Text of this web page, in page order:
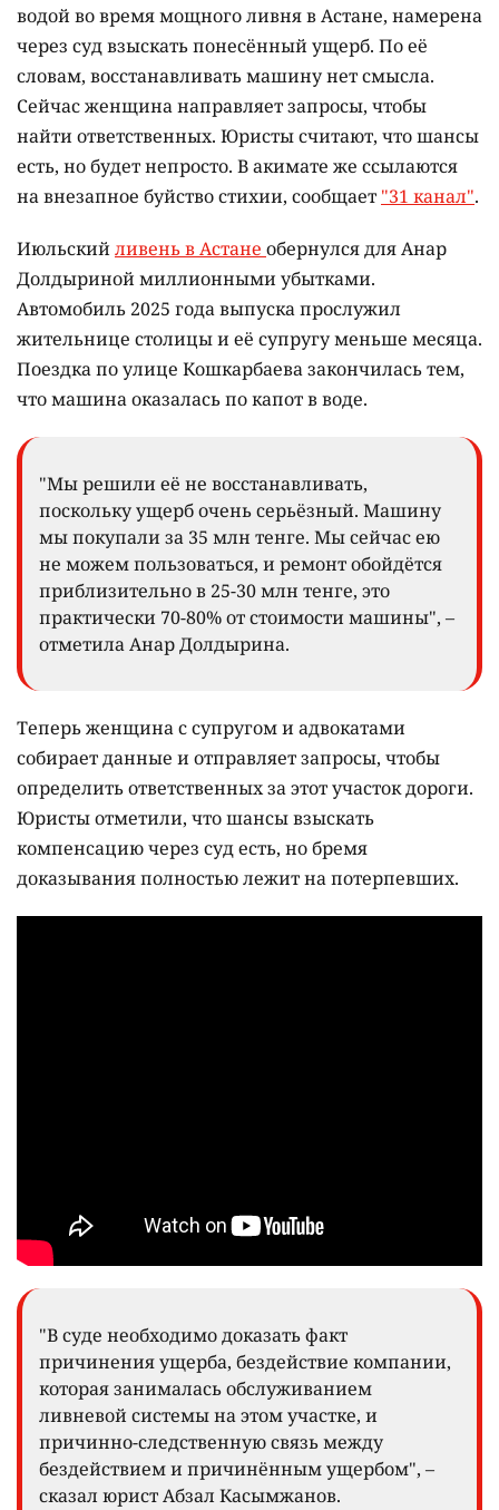
водой во время мощного ливня в Астане, намерена
через суд взыскать понесённый ущерб. По её
словам, восстанавливать машину нет смысла.
Сейчас женщина направляет запросы, чтобы
найти ответственных. Юристы считают, что шансы
есть, но будет непросто. В акимате же ссылаются
на внезапное буйство стихии, сообщает "31 канал".
Июльскийливень в Астане обернулся для Анар
Долдыриной миллионными убытками.
Автомобиль 2025 года выпуска прослужил
жительнице столицы и её супругу меньше месяца.
Поездка по улице Кошкарбаева закончилась тем,
что машина оказалась по капот в воде.
"Мы решили её не восстанавливать,
поскольку ущерб очень серьёзный. Машину
мы покупали за 35 млн тенге. Мы сейчас ею
не можем пользоваться, и ремонт обойдётся
приблизительно в 25-30 млн тенге, это
практически 70-80% от стоимости машины", –
отметила Анар Долдырина.
Теперь женщина с супругом и адвокатами
собирает данные и отправляет запросы, чтобы
определить ответственных за этот участок дороги.
Юристы отметили, что шансы взыскать
компенсацию через суд есть, но бремя
доказывания полностью лежит на потерпевших.
"В суде необходимо доказать факт
причинения ущерба, бездействие компании,
которая занималась обслуживанием
ливневой системы на этом участке, и
причинно-следственную связь между
бездействием и причинённым ущербом", –
сказал юрист Абзал Касымжанов.